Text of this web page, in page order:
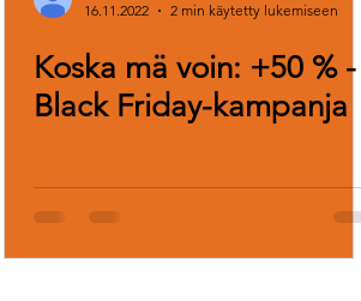
16.11.2022
2 min käytetty lukemiseen
Koska mä voin: +50 % -
Black Friday-kampanja